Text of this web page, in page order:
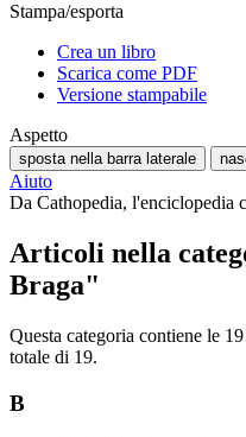
Stampa/esporta
Crea un libro
Scarica come PDF
Versione stampabile
Aspetto
sposta nella barra laterale
Aiuto
Da Cathopedia, l'enciclopedia
Articoli nella
Braga"
Questa categoria contiene le
totale di 19.
B